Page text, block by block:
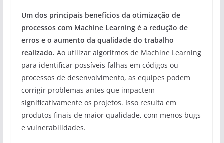
Um dos principais benefícios da otimização de
processos com Machine Learning é a redução de
erros e o aumento da qualidade do trabalho
realizado. Ao utilizar algoritmos de Machine Learning
para identificar possíveis falhas em códigos ou
processos de desenvolvimento, as equipes podem
corrigir problemas antes que impactem
significativamente os projetos. Isso resulta em
produtos finais de maior qualidade, com menos bugs
e vulnerabilidades.